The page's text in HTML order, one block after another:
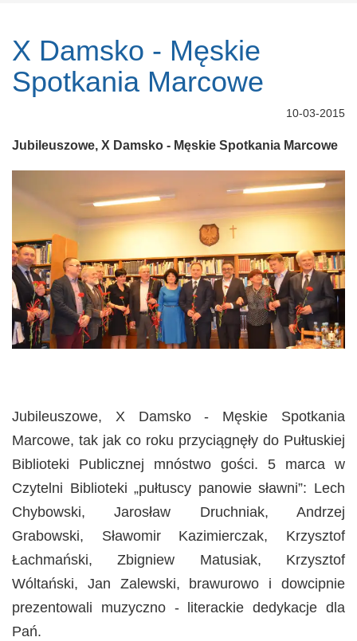
X Damsko - Męskie
Spotkania Marcowe
10-03-2015
Jubileuszowe, X Damsko - Męskie Spotkania Marcowe
Jubileuszowe, X Damsko - Męskie Spotkania
Marcowe, tak jak co roku przyciągnęły do Pułtuskiej
Biblioteki Publicznej mnóstwo gości. 5 marca w
Czytelni Biblioteki „pułtuscy panowie sławni”: Lech
Chybowski, Jarosław Druchniak, Andrzej
Grabowski, Sławomir Kazimierczak, Krzysztof
Łachmański, Zbigniew Matusiak, Krzysztof
Wóltański, Jan Zalewski, brawurowo i dowcipnie
prezentowali muzyczno - literackie dedykacje dla
Pań.